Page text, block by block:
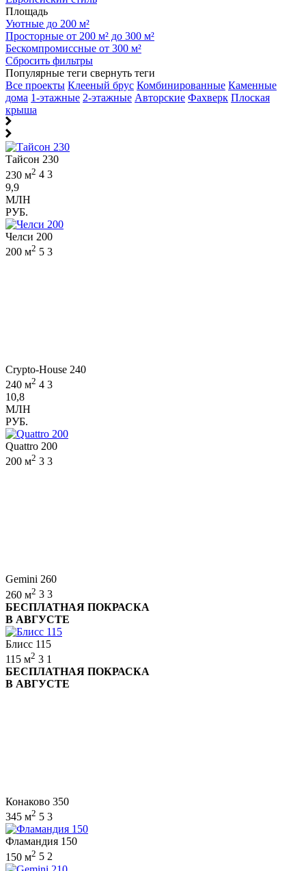
Площадь
Уютные до 200 м²
Просторные от 200 м² до 300 м²
Бескомпромиссные от 300 м²
Сбросить фильтры
Популярные теги свернуть теги
Все проекты Клееный брус Комбинированные Каменные
дома 1-этажные 2-этажные Авторские Фахверк Плоская
крыша
Тайсон 230
230 м2 4 3
9,9
МЛН
РУБ.
Челси 200
200 м2 5 3
Crypto-House 240
240 м2 4 3
10,8
МЛН
РУБ.
Quattro 200
200 м2 3 3
Gemini 260
260 м2 3 3
БЕСПЛАТНАЯ ПОКРАСКА
В АВГУСТЕ
Блисс 115
115 м2 3 1
БЕСПЛАТНАЯ ПОКРАСКА
В АВГУСТЕ
Конаково 350
345 м2 5 3
Фламандия 150
150 м2 5 2